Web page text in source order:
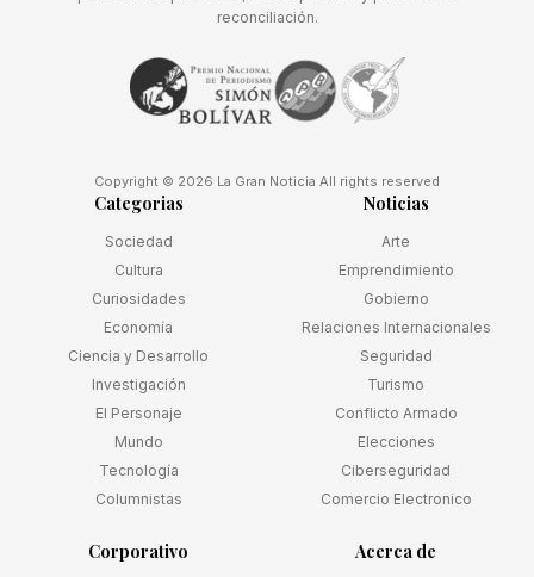
reconciliación.
Copyright © 2026 La Gran Noticia All rights reserved
Categorias
Sociedad
Cultura
Curiosidades
Economía
Ciencia y Desarrollo
Investigación
El Personaje
Mundo
Tecnología
Columnistas
Noticias
Arte
Emprendimiento
Gobierno
Relaciones Internacionales
Seguridad
Turismo
Conflicto Armado
Elecciones
Ciberseguridad
Comercio Electronico
Corporativo Acerca de